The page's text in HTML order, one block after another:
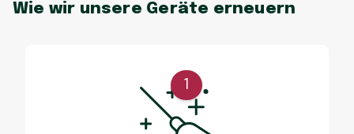
Wie wir unsere Geräte erneuern